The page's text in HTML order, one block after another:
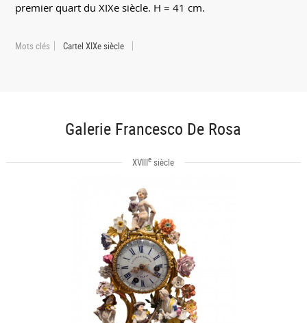
premier quart du XIXe siècle. H = 41 cm.
Mots clés Cartel XIXe siècle
Galerie Francesco De Rosa
XVIIIe siècle